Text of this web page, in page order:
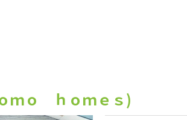
ｍｏ ｈｏｍｅｓ)